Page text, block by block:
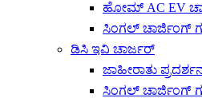
ಹೋಮ್ AC EV
ಸಿಂಗಲ್ ಚಾರ್ಜಿಂಗ್
ಡಿಸಿ ಇವಿ ಚಾರ್ಜರ್
ಜಾಹೀರಾತು
ಸಿಂಗಲ್ ಚಾರ್ಜಿಂಗ್